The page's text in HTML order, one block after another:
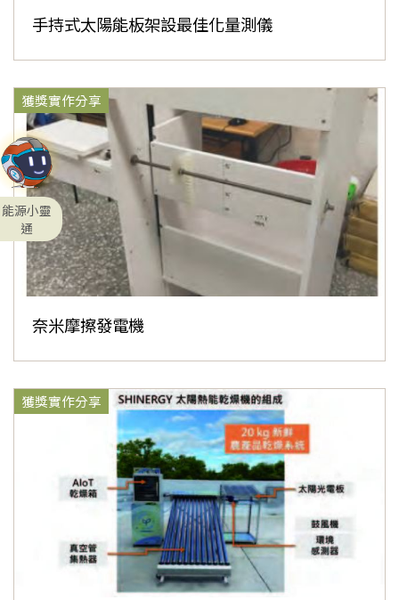
手持式太陽能板架設最佳化量測儀
獲獎實作分享
奈米摩擦發電機
獲獎實作分享
能源小靈
通